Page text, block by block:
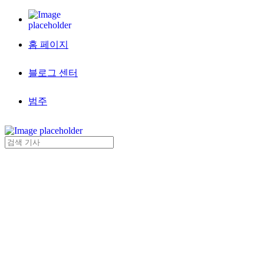
홈 페이지
블로그 센터
범주